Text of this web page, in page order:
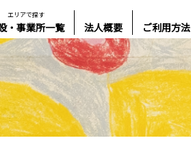
エリアで探す
・事業所一覧 法人概要 ご利用方法